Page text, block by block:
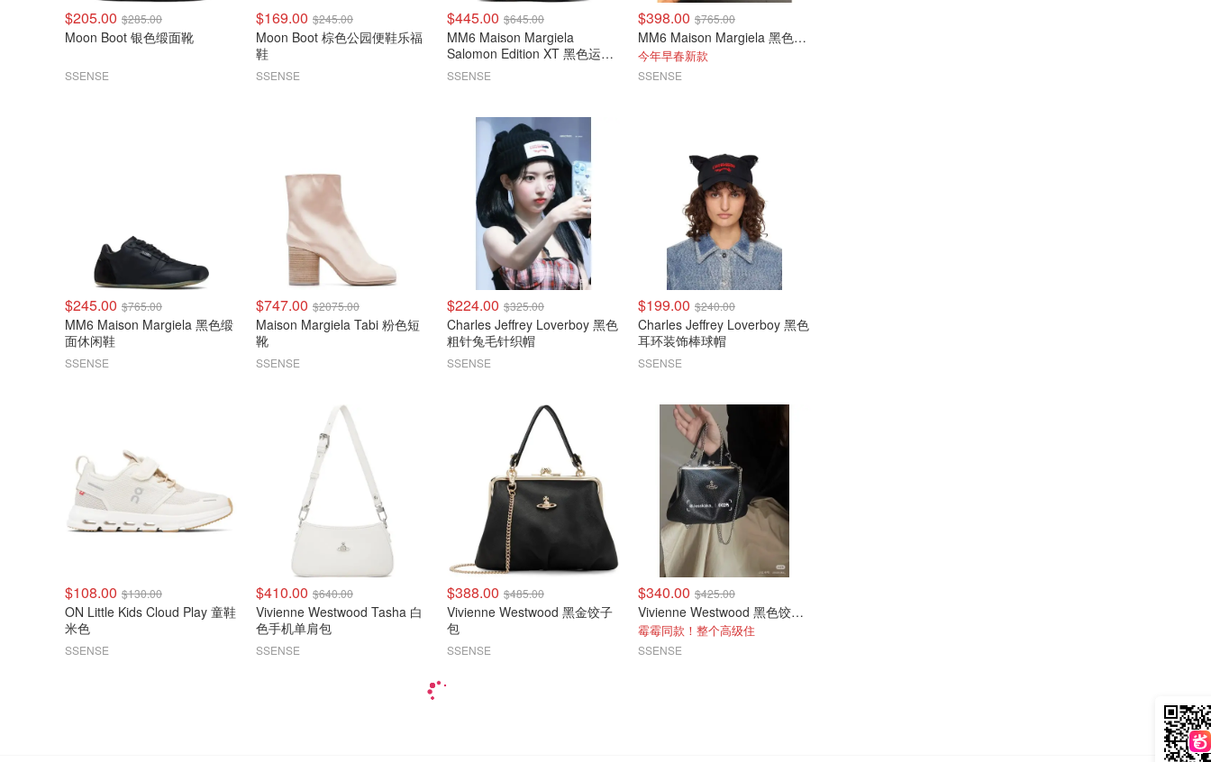
$205.00 $285.00
Moon Boot 银色缎面靴
SSENSE
$169.00 $245.00
Moon Boot 棕色公园便鞋乐福
鞋
SSENSE
$445.00 $645.00
MM6 Maison Margiela
Salomon Edition XT 黑色运动
鞋
SSENSE
$398.00 $765.00
MM6 Maison Margiela 黑色缎面半拖运动鞋
今年早春新款
SSENSE
$245.00 $765.00
MM6 Maison Margiela 黑色缎
面休闲鞋
SSENSE
$747.00 $2075.00
Maison Margiela Tabi 粉色短
靴
SSENSE
$224.00 $325.00
Charles Jeffrey Loverboy 黑色
粗针兔毛针织帽
SSENSE
$199.00 $240.00
Charles Jeffrey Loverboy 黑色
耳环装饰棒球帽
SSENSE
$108.00 $130.00
ON Little Kids Cloud Play 童鞋
米色
SSENSE
$410.00 $640.00
Vivienne Westwood Tasha 白
色手机单肩包
SSENSE
$388.00 $485.00
Vivienne Westwood 黑金饺子
包
SSENSE
$340.00 $425.00
Vivienne Westwood 黑色饺子包
霉霉同款！整个高级住
SSENSE